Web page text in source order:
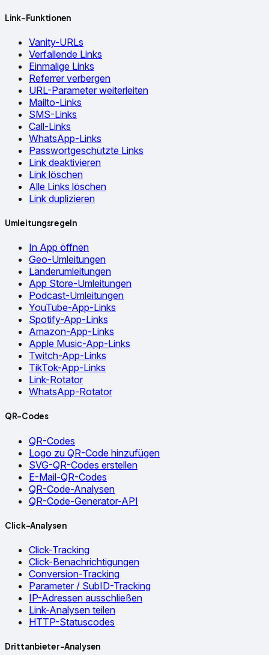
Link-Funktionen
Vanity-URLs
Verfallende Links
Einmalige Links
Referrer verbergen
URL-Parameter weiterleiten
Mailto-Links
SMS-Links
Call-Links
WhatsApp-Links
Passwortgeschützte Links
Link deaktivieren
Link löschen
Alle Links löschen
Link duplizieren
Umleitungsregeln
In App öffnen
Geo-Umleitungen
Länderumleitungen
App Store-Umleitungen
Podcast-Umleitungen
YouTube-App-Links
Spotify-App-Links
Amazon-App-Links
Apple Music-App-Links
Twitch-App-Links
TikTok-App-Links
Link-Rotator
WhatsApp-Rotator
QR-Codes
QR-Codes
Logo zu QR-Code hinzufügen
SVG-QR-Codes erstellen
E-Mail-QR-Codes
QR-Code-Analysen
QR-Code-Generator-API
Click-Analysen
Click-Tracking
Click-Benachrichtigungen
Conversion-Tracking
Parameter / SubID-Tracking
IP-Adressen ausschließen
Link-Analysen teilen
HTTP-Statuscodes
Drittanbieter-Analysen